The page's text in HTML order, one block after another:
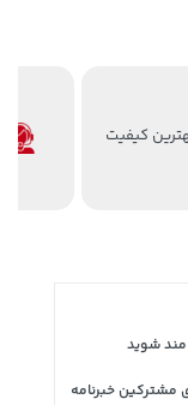
کیفیت
مند شوید
مشترکین خبرنامه